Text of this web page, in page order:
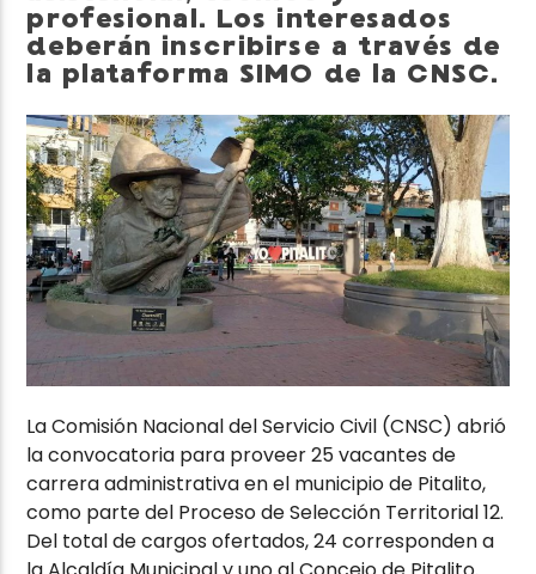
profesional. Los interesados
deberán inscribirse a través de
la plataforma SIMO de la CNSC.
La Comisión Nacional del Servicio Civil (CNSC) abrió
la convocatoria para proveer 25 vacantes de
carrera administrativa en el municipio de Pitalito,
como parte del Proceso de Selección Territorial 12.
Del total de cargos ofertados, 24 corresponden a